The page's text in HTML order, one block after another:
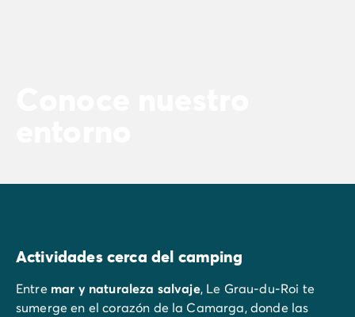
Actividades cerca del camping
Entre mar y naturaleza salvaje, Le Grau-du-Roi te
sumerge en el corazón de la Camarga, donde las